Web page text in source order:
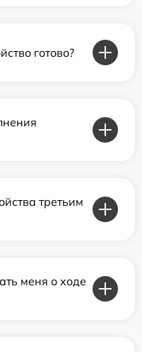
готово?
третьим
меня о ходе